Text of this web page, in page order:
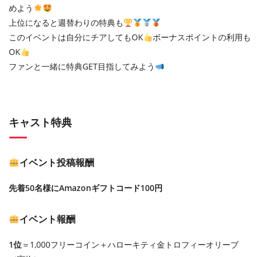
めよう
上位になると週替わりの特典も
このイベントは自分にチアしてもOK
ボーナスポイントの利用も
OK
ファンと一緒に特典GET目指してみよう
キャスト特典
イベント投稿報酬
先着50名様にAmazonギフトコード100円
イベント報酬
1位＝1,000フリーコイン＋ハローキティ金トロフィーオリーブ